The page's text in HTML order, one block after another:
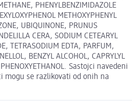
PHENYLBENZIMIDAZOLE
METHOXYPHENYL
UBIQUINONE, PRUNUS
CERA, SODIUM CETEARYL
TETRASODIUM EDTA, PARFUM,
BENZYL ALCOHOL, CAPRYLYL
PHENOXYETHANOL. Sastojci navedeni
mogu se razlikovati od onih na